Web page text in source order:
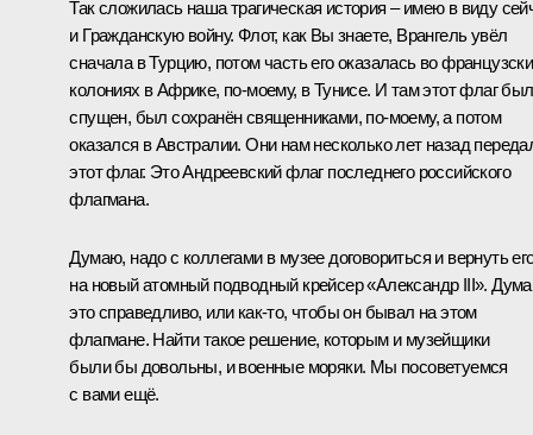
Так сложилась наша трагическая история – имею в виду
и Гражданскую войну. Флот, как Вы знаете, Врангель увёл
сначала в Турцию, потом часть его оказалась во
колониях в Африке, по-моему, в Тунисе. И там этот флаг был
спущен, был сохранён священниками, по-моему, а потом
оказался в Австралии. Они нам несколько лет назад
этот флаг. Это Андреевский флаг последнего российского
флагмана.
Думаю, надо с коллегами в музее договориться и вернуть
на новый атомный подводный крейсер «Александр III».
это справедливо, или как-то, чтобы он бывал на этом
флагмане. Найти такое решение, которым и музейщики
были бы довольны, и военные моряки. Мы посоветуемся
с вами ещё.